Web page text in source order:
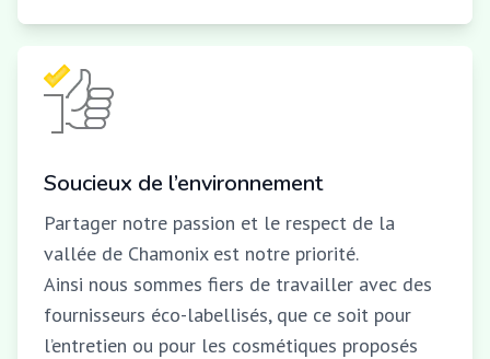
Soucieux de l’environnement
Partager notre passion et le respect de la
vallée de Chamonix est notre priorité.
Ainsi nous sommes fiers de travailler avec des
fournisseurs éco-labellisés, que ce soit pour
l’entretien ou pour les cosmétiques proposés